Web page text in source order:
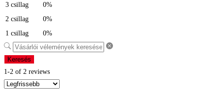
3 csillag
0%
2 csillag
0%
1 csillag
0%
Keresés
1-2 of 2 reviews